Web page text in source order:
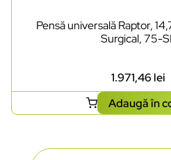
Pensă universală Raptor,
Surgical, 75-
1.971,46 lei
Adaugă în